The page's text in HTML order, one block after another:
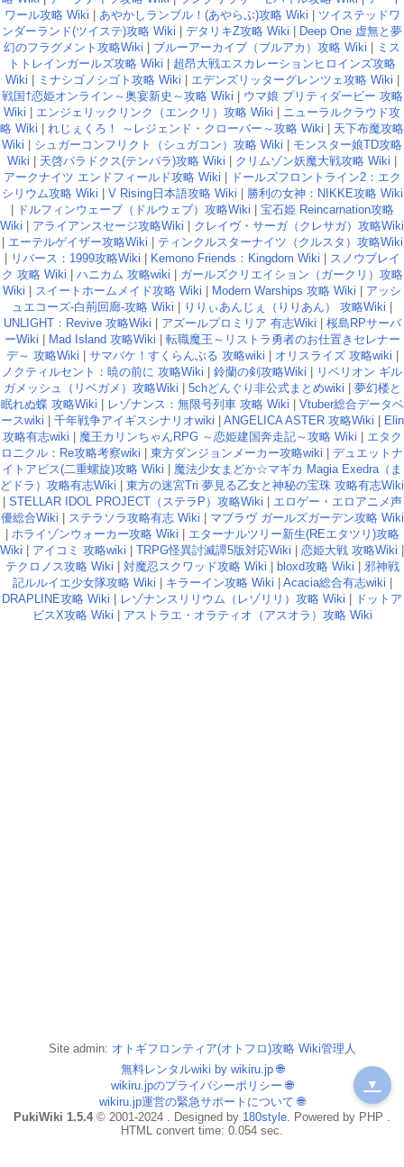
ワール攻略 Wiki
あやかしランブル！(あやらぶ)攻略 Wiki
ツイステッドワ
ンダーランド(ツイステ)攻略 Wiki
デタリキZ攻略 Wiki
Deep One 虚無と夢
幻のフラグメント攻略Wiki
ブルーアーカイブ（ブルアカ）攻略 Wiki
ミス
トトレインガールズ攻略 Wiki
超昂大戦エスカレーションヒロインズ攻略
Wiki
ミナシゴノシゴト攻略 Wiki エデンズリッターグレンツェ攻略 Wiki
戦国†恋姫オンライン～奥宴新史～攻略 Wiki
ウマ娘 プリティダービー 攻略
Wiki
エンジェリックリンク（エンクリ）攻略 Wiki
ニューラルクラウド攻
略 Wiki
れじぇくろ！ ～レジェンド・クローバー～攻略 Wiki
天下布魔攻略
Wiki
シュガーコンフリクト（シュガコン）攻略 Wiki
モンスター娘TD攻略
Wiki
天啓パラドクス(テンパラ)攻略 Wiki クリムゾン妖魔大戦攻略 Wiki
アークナイツ エンドフィールド攻略 Wiki
ドールズフロントライン2：エク
シリウム攻略 Wiki
V Rising日本語攻略 Wiki
勝利の女神：NIKKE攻略 Wiki
ドルフィンウェーブ（ドルウェブ）攻略Wiki
宝石姫 Reincarnation攻略
Wiki
アライアンスセージ攻略Wiki
クレイヴ・サーガ（クレサガ）攻略Wiki
エーテルゲイザー攻略Wiki
ティンクルスターナイツ（クルスタ）攻略Wiki
リバース：1999攻略Wiki Kemono Friends：Kingdom Wiki
スノウブレイ
ク 攻略 Wiki
ハニカム 攻略wiki
ガールズクリエイション（ガークリ）攻略
Wiki
スイートホームメイド攻略 Wiki Modern Warships 攻略 Wiki
アッシ
ュエコーズ-白荊回廊-攻略 Wiki
りりぃあんじぇ（りりあん） 攻略Wiki
UNLIGHT：Revive 攻略Wiki
アズールプロミリア 有志Wiki
桜島RPサーバ
ーWiki
Mad Island 攻略Wiki
転職魔王～リストラ勇者のお仕置きセレナー
デ～ 攻略Wiki
サマバケ！すくらんぶる 攻略wiki オリスライズ 攻略wiki
ノクティルセント：暁の前に 攻略Wiki
鈴蘭の剣攻略Wiki
リベリオン ギル
ガメッシュ（リベガメ）攻略Wiki
5chどんぐり非公式まとめwiki
夢幻楼と
眠れぬ蝶 攻略Wiki
レゾナンス：無限号列車 攻略 Wiki
Vtuber総合データベ
ースwiki
千年戦争アイギスシナリオwiki ANGELICA ASTER 攻略Wiki
Elin
攻略有志wiki
魔王カリンちゃんRPG ～恋姫建国奔走記～攻略 Wiki
エタク
ロニクル：Re攻略考察wiki
東方ダンジョンメーカー攻略wiki
デュエットナ
イトアビス(二重螺旋)攻略 Wiki
魔法少女まどか☆マギカ Magia Exedra（ま
どドラ）攻略有志Wiki
東方の迷宮Tri 夢見る乙女と神秘の宝珠 攻略有志Wiki
STELLAR IDOL PROJECT（ステラP）攻略Wiki
エロゲー・エロアニメ声
優総合Wiki
ステラソラ攻略有志 Wiki
マブラヴ ガールズガーデン攻略 Wiki
ホライゾンウォーカー攻略 Wiki
エターナルツリー新生(REエタツリ)攻略
Wiki
アイコミ 攻略wiki TRPG怪異討滅譚5版対応Wiki 恋姫大戦 攻略Wiki
テクロノス攻略 Wiki
対魔忍スクワッド攻略 Wiki bloxd攻略 Wiki
邪神戦
記ルルイエ少女隊攻略 Wiki
キラーイン攻略 Wiki Acacia総合有志wiki
DRAPLINE攻略 Wiki
レゾナンスリリウム（レゾリリ）攻略 Wiki
ドットア
ビスX攻略 Wiki
アストラエ・オラティオ（アスオラ）攻略 Wiki
Site admin: オトギフロンティア(オトフロ)攻略 Wiki管理人
無料レンタルwiki by wikiru.jp🌐
wikiru.jpのプライバシーポリシー 🌐
wikiru.jp運営の緊急サポートについて 🌐
PukiWiki 1.5.4© 2001-2024 . Designed by 180style. Powered by PHP .
HTML convert time: 0.054 sec.
▼